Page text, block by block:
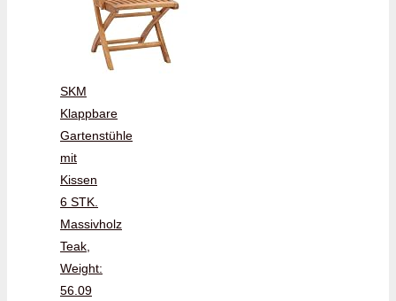
SKM
Klappbare
Gartenstühle
mit
Kissen
6 STK.
Massivholz
Teak,
Weight:
56.09